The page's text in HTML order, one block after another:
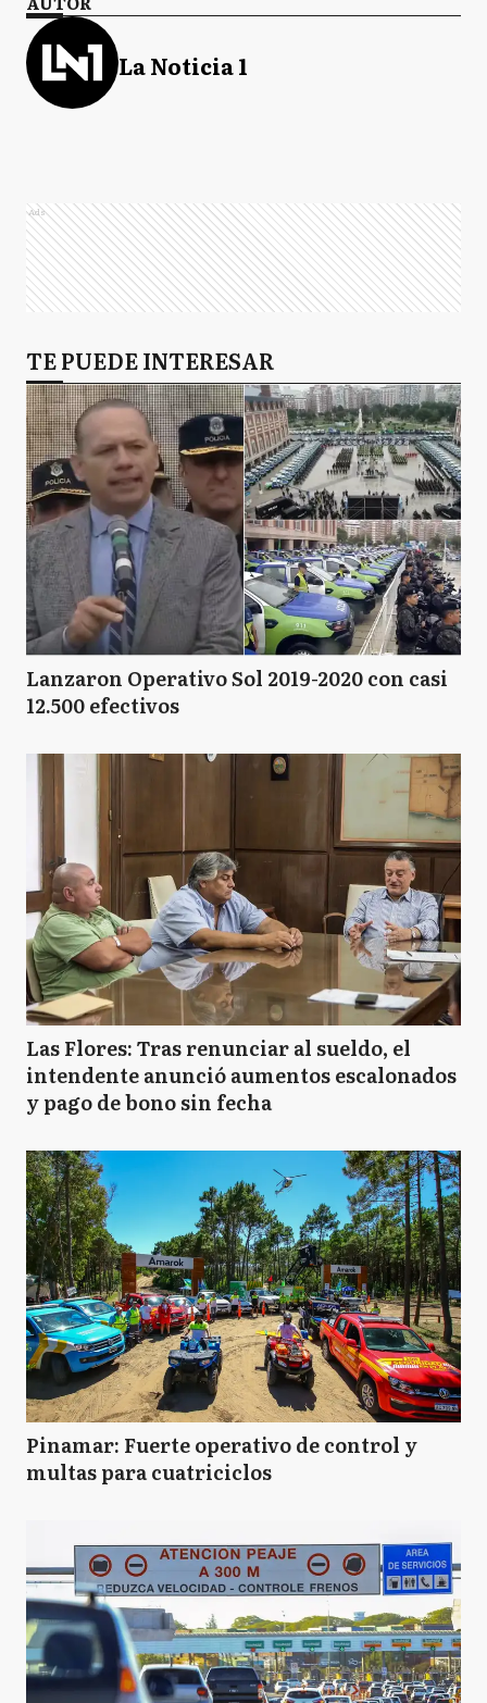
La Noticia 1
Ads
TE PUEDE INTERESAR
Lanzaron Operativo Sol 2019-2020 con casi
12.500 efectivos
Las Flores: Tras renunciar al sueldo, el
intendente anunció aumentos escalonados
y pago de bono sin fecha
Pinamar: Fuerte operativo de control y
multas para cuatriciclos